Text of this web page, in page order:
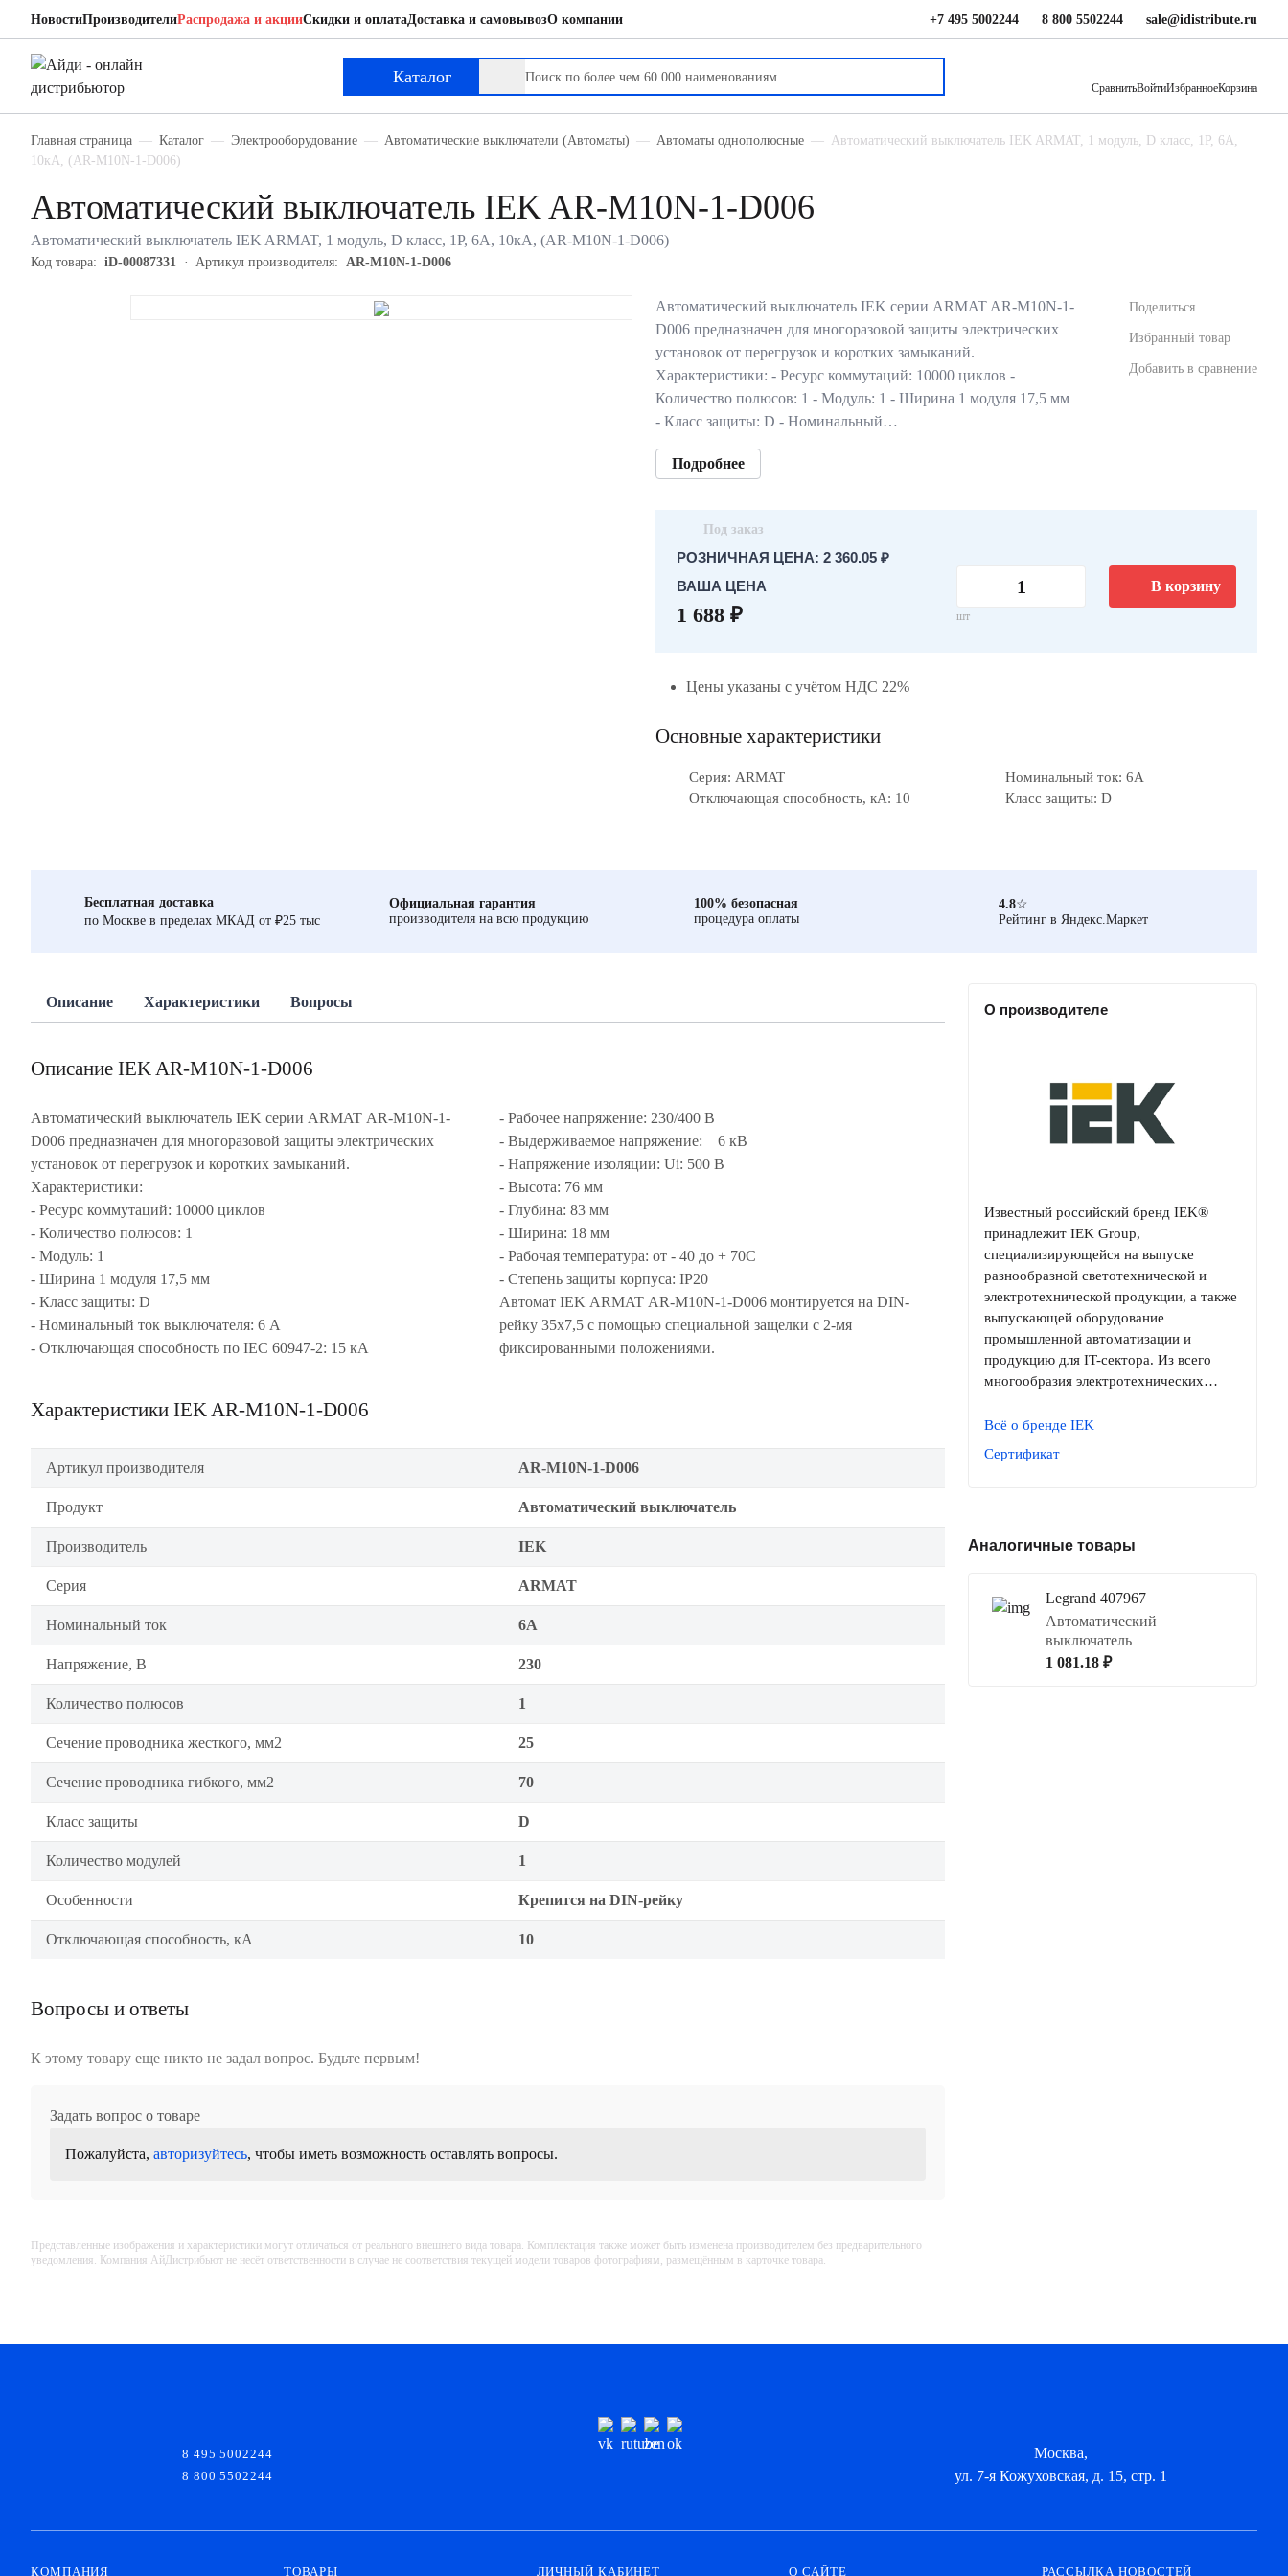
НовостиПроизводителиРаспродажа и акцииСкидки и оплатаДоставка и самовывозО компании +7 495 5002244 8 800 5502244 sale@idistribute.ru
Каталог
СравнитьВойтиИзбранноеКорзина
Главная страница Каталог Электрооборудование Автоматические выключатели (Автоматы) Автоматы однополюсные
Автоматический выключатель IEK ARMAT, 1 модуль, D класс, 1P, 6А,
10кА, (AR-M10N-1-D006)
Автоматический выключатель IEK AR-M10N-1-D006
Автоматический выключатель IEK ARMAT, 1 модуль, D класс, 1P, 6А, 10кА, (AR-M10N-1-D006)
Код товара: iD-00087331 Артикул производителя: AR-M10N-1-D006
Автоматический выключатель IEK серии ARMAT AR-M10N-1-
D006 предназначен для многоразовой защиты электрических
установок от перегрузок и коротких замыканий.
Характеристики: - Ресурс коммутаций: 10000 циклов -
Количество полюсов: 1 - Модуль: 1 - Ширина 1 модуля 17,5 мм
- Класс защиты: D - Номинальный…
Подробнее
Поделиться
Избранный товар
Добавить в сравнение
Под заказ
РОЗНИЧНАЯ ЦЕНА: 2 360.05 ₽
ВАША ЦЕНА
1 688 ₽ шт
В корзину
Цены указаны с учётом НДС 22%
Основные характеристики
Серия: ARMAT
Номинальный ток: 6А
Отключающая способность, кА: 10
Класс защиты: D
Бесплатная доставка
по Москве в пределах МКАД от ₽25 тыс
Официальная гарантия
производителя на всю продукцию
100% безопасная
процедура оплаты
4.8☆
Рейтинг в Яндекс.Маркет
Описание Характеристики Вопросы
Описание IEK AR-M10N-1-D006
Автоматический выключатель IEK серии ARMAT AR-M10N-1-
D006 предназначен для многоразовой защиты электрических
установок от перегрузок и коротких замыканий.
Характеристики:
- Ресурс коммутаций: 10000 циклов
- Количество полюсов: 1
- Модуль: 1
- Ширина 1 модуля 17,5 мм
- Класс защиты: D
- Номинальный ток выключателя: 6 А
- Отключающая способность по IEC 60947-2: 15 кА
- Рабочее напряжение: 230/400 В
- Выдерживаемое напряжение: 6 кВ
- Напряжение изоляции: Ui: 500 В
- Высота: 76 мм
- Глубина: 83 мм
- Ширина: 18 мм
- Рабочая температура: от - 40 до + 70С
- Степень защиты корпуса: IP20
Автомат IEK ARMAT AR-M10N-1-D006 монтируется на DIN-
рейку 35x7,5 с помощью специальной защелки с 2-мя
фиксированными положениями.
Характеристики IEK AR-M10N-1-D006
Артикул производителя AR-M10N-1-D006
Продукт Автоматический выключатель
Производитель IEK
Серия ARMAT
Номинальный ток 6А
Напряжение, В 230
Количество полюсов 1
Сечение проводника жесткого, мм2 25
Сечение проводника гибкого, мм2 70
Класс защиты D
Количество модулей 1
Особенности Крепится на DIN-рейку
Отключающая способность, кА 10
Вопросы и ответы
К этому товару еще никто не задал вопрос. Будьте первым!
Задать вопрос о товаре
Пожалуйста, авторизуйтесь, чтобы иметь возможность оставлять вопросы.
Представленные изображения и характеристики могут отличаться от реального внешнего вида товара. Комплектация также может быть изменена производителем без предварительного
уведомления. Компания АйДистрибьют не несёт ответственности в случае не соответствия текущей модели товаров фотографиям, размещённым в карточке товара.
О производителе
Известный российский бренд IEK®
принадлежит IEK Group,
специализирующейся на выпуске
разнообразной светотехнической и
электротехнической продукции, а также
выпускающей оборудование
промышленной автоматизации и
продукцию для IT-сектора. Из всего
многообразия электротехнических…
Всё о бренде IEK
Сертификат
Аналогичные товары
Legrand 407967
Автоматический
выключатель
1 081.18 ₽
IEK AR-M10N-1-D006
Автоматический выключатель
8 495 5002244
8 800 5502244
Москва,
ул. 7-я Кожуховская, д. 15, стр. 1
КОМПАНИЯ ТОВАРЫ ЛИЧНЫЙ КАБИНЕТ О САЙТЕ РАССЫЛКА НОВОСТЕЙ